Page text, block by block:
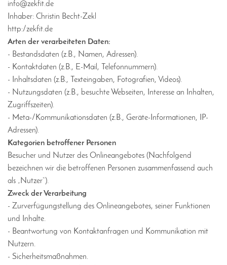
info@zekfit.de
Inhaber: Christin Becht-Zekl
http:/zekfit.de
Arten der verarbeiteten Daten:
- Bestandsdaten (z.B., Namen, Adressen).
- Kontaktdaten (z.B., E-Mail, Telefonnummern).
- Inhaltsdaten (z.B., Texteingaben, Fotografien, Videos).
- Nutzungsdaten (z.B., besuchte Webseiten, Interesse an Inhalten,
Zugriffszeiten).
- Meta-/Kommunikationsdaten (z.B., Geräte-Informationen, IP-
Adressen).
Kategorien betroffener Personen
Besucher und Nutzer des Onlineangebotes (Nachfolgend
bezeichnen wir die betroffenen Personen zusammenfassend auch
als „Nutzer“).
Zweck der Verarbeitung
- Zurverfügungstellung des Onlineangebotes, seiner Funktionen
und Inhalte.
- Beantwortung von Kontaktanfragen und Kommunikation mit
Nutzern.
- Sicherheitsmaßnahmen.